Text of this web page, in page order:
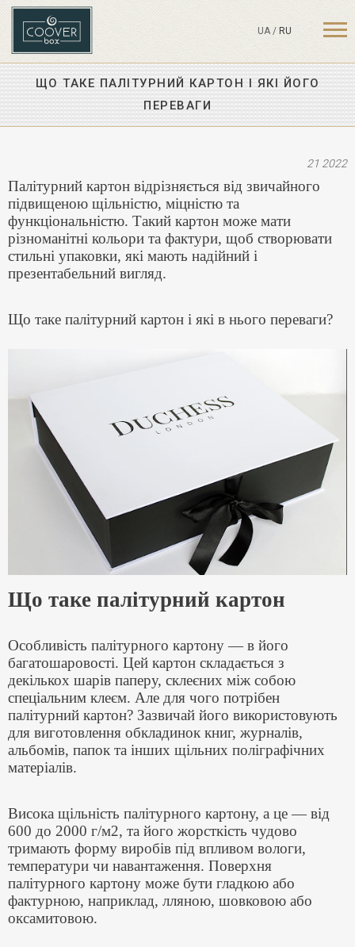
UA / RU
ЩО ТАКЕ ПАЛІТУРНИЙ КАРТОН І ЯКІ ЙОГО
ПЕРЕВАГИ
21 2022
Палітурний картон відрізняється від звичайного
підвищеною щільністю, міцністю та
функціональністю. Такий картон може мати
різноманітні кольори та фактури, щоб створювати
стильні упаковки, які мають надійний і
презентабельний вигляд.
Що таке палітурний картон і які в нього переваги?
Що таке палітурний картон
Особливість палітурного картону — в його
багатошаровості. Цей картон складається з
декількох шарів паперу, склеєних між собою
спеціальним клеєм. Але для чого потрібен
палітурний картон? Зазвичай його використовують
для виготовлення обкладинок книг, журналів,
альбомів, папок та інших щільних поліграфічних
матеріалів.
Висока щільність палітурного картону, а це — від
600 до 2000 г/м2, та його жорсткість чудово
тримають форму виробів під впливом вологи,
температури чи навантаження. Поверхня
палітурного картону може бути гладкою або
фактурною, наприклад, лляною, шовковою або
оксамитовою.